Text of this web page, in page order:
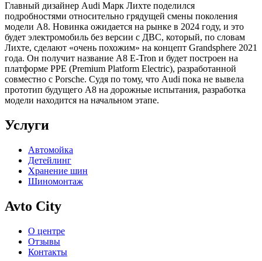
Главный дизайнер Audi Марк Лихте поделился
подробностями относительно грядущей смены поколения
модели A8. Новинка ожидается на рынке в 2024 году, и это
будет электромобиль без версии с ДВС, который, по словам
Лихте, сделают «очень похожим» на концепт Grandsphere 2021
года. Он получит название A8 E-Tron и будет построен на
платформе PPE (Premium Platform Electric), разработанной
совместно с Porsche. Судя по тому, что Audi пока не вывела
прототип будущего A8 на дорожные испытания, разработка
модели находится на начальном этапе.
Услуги
Автомойка
Детейлинг
Хранение шин
Шиномонтаж
Avto City
О центре
Отзывы
Контакты